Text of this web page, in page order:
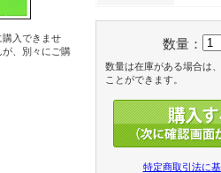
購入できませ
、別々にご購
数量：
数量は在庫がある場合は
ことができます。
特定商取引法に